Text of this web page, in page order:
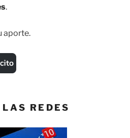
.
aporte.
REDES